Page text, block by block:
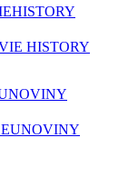
HISTORY
HISTORY
EUNOVINY